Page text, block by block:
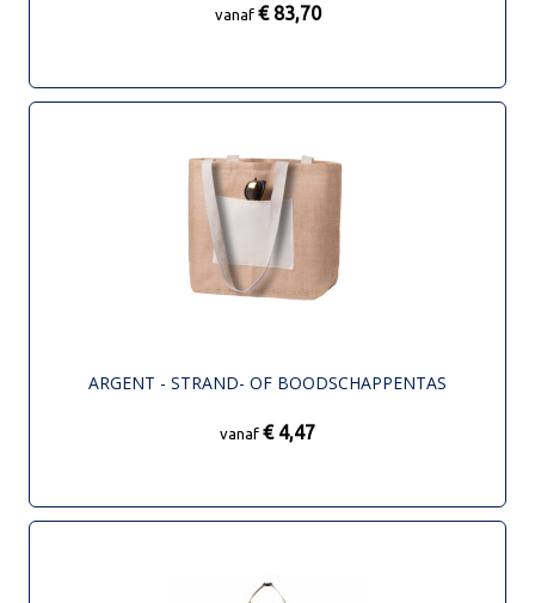
vanaf € 83,70
ARGENT - STRAND- OF BOODSCHAPPENTAS
vanaf € 4,47